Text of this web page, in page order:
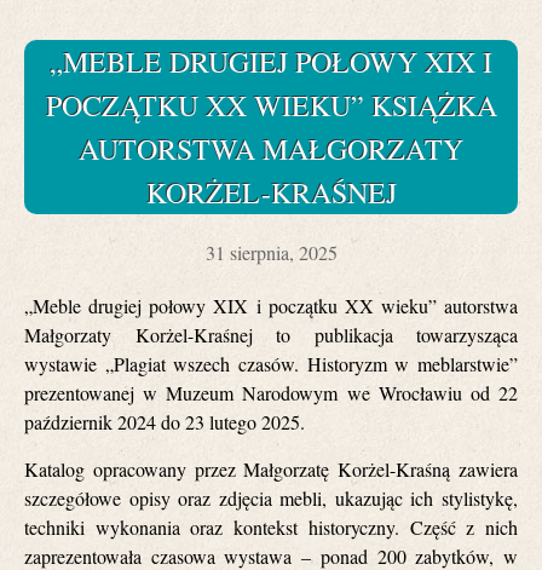
„MEBLE DRUGIEJ POŁOWY XIX I
POCZĄTKU XX WIEKU” KSIĄŻKA
AUTORSTWA MAŁGORZATY
KORŻEL-KRAŚNEJ
31 sierpnia, 2025
„Meble drugiej połowy XIX i początku XX wieku” autorstwa
Małgorzaty Korżel-Kraśnej to publikacja towarzysząca
wystawie „Plagiat wszech czasów. Historyzm w meblarstwie”
prezentowanej w Muzeum Narodowym we Wrocławiu od 22
październik 2024 do 23 lutego 2025.
Katalog opracowany przez Małgorzatę Korżel-Kraśną zawiera
szczegółowe opisy oraz zdjęcia mebli, ukazując ich stylistykę,
techniki wykonania oraz kontekst historyczny. Część z nich
zaprezentowała czasowa wystawa – ponad 200 zabytków, w